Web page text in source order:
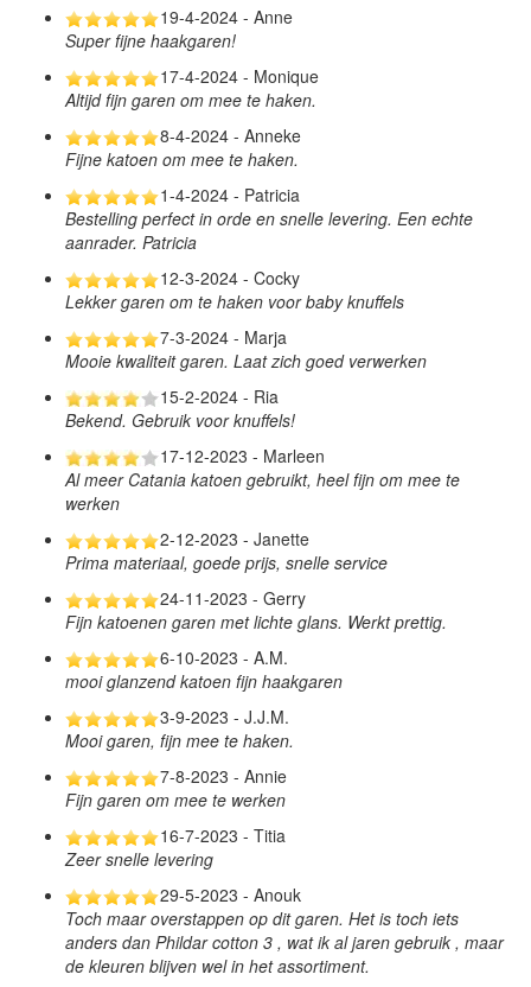
19-4-2024 - Anne
Super fijne haakgaren!
17-4-2024 - Monique
Altijd fijn garen om mee te haken.
8-4-2024 - Anneke
Fijne katoen om mee te haken.
1-4-2024 - Patricia
Bestelling perfect in orde en snelle levering. Een echte
aanrader. Patricia
12-3-2024 - Cocky
Lekker garen om te haken voor baby knuffels
7-3-2024 - Marja
Mooie kwaliteit garen. Laat zich goed verwerken
15-2-2024 - Ria
Bekend. Gebruik voor knuffels!
17-12-2023 - Marleen
Al meer Catania katoen gebruikt, heel fijn om mee te
werken
2-12-2023 - Janette
Prima materiaal, goede prijs, snelle service
24-11-2023 - Gerry
Fijn katoenen garen met lichte glans. Werkt prettig.
6-10-2023 - A.M.
mooi glanzend katoen fijn haakgaren
3-9-2023 - J.J.M.
Mooi garen, fijn mee te haken.
7-8-2023 - Annie
Fijn garen om mee te werken
16-7-2023 - Titia
Zeer snelle levering
29-5-2023 - Anouk
Toch maar overstappen op dit garen. Het is toch iets
anders dan Phildar cotton 3 , wat ik al jaren gebruik , maar
de kleuren blijven wel in het assortiment.